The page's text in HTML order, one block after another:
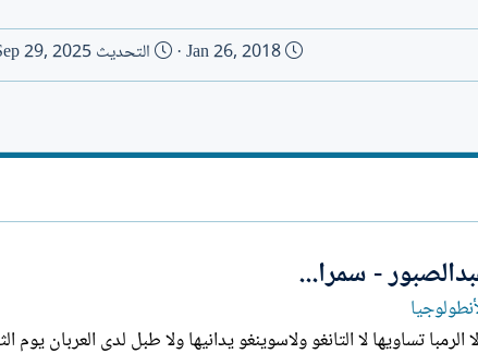
ت
ا
خ
ء
Jan 26, 2018 التحديث 29, 2025
- سمرا...
ﺍﻟﺮﻣﺒﺎ ﺗﺴﺎﻭﻳﻬﺎ ﻻ ﺍﻟﺘﺎﻧﻐﻮ ﻭﻻﺳﻮﻳﻨﻐﻮ ﻳﺪﺍﻧﻴﻬﺎ ﻭﻻ ﻃﺒﻞ ﻟﺪﻯ ﺍﻟﻌﺮﺑﺎﻥ ﻳﻮﻡ